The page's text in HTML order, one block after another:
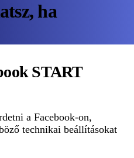
ha
START
a Facebook-on,
technikai beállításokat